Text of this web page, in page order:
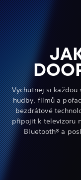
Vychutnej si každou
hudby, filmů a
bezdrátové
připojit k televizoru
Bluetooth® a